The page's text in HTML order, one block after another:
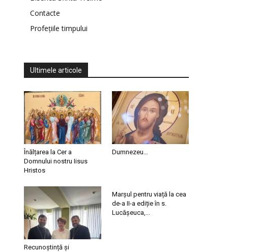
Contacte
Profețiile timpului
Ultimele articole
Înălțarea la Cer a
Domnului nostru Iisus
Hristos
Dumnezeu…
Recunoștință și
Marșul pentru viață la cea
de-a II-a ediție în s.
Lucășeuca,...